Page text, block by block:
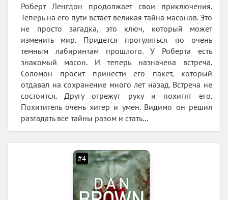
Роберт Ленгдон продолжает свои приключения.
Теперь на его пути встает великая тайна масонов. Это
не просто загадка, это ключ, который может
изменить мир. Придется прогуляться по очень
темным лабиринтам прошлого. У Роберта есть
знакомый масон. И теперь назначена встреча.
Соломон просит принести его пакет, который
отдавал на сохранение много лет назад. Встреча не
состоится. Другу отрежут руку и похитят его.
Похититель очень хитер и умен. Видимо он решил
разгадать все тайны разом и стать...
#4